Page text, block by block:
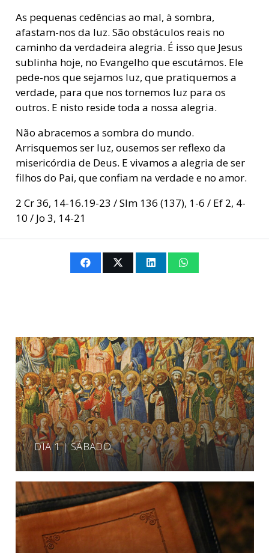
As pequenas cedências ao mal, à sombra,
afastam-nos da luz. São obstáculos reais no
caminho da verdadeira alegria. É isso que Jesus
sublinha hoje, no Evangelho que escutámos. Ele
pede-nos que sejamos luz, que pratiquemos a
verdade, para que nos tornemos luz para os
outros. E nisto reside toda a nossa alegria.
Não abracemos a sombra do mundo.
Arrisquemos ser luz, ousemos ser reflexo da
misericórdia de Deus. E vivamos a alegria de ser
filhos do Pai, que confiam na verdade e no amor.
2 Cr 36, 14-16.19-23 / Slm 136 (137), 1-6 / Ef 2, 4-
10 / Jo 3, 14-21
DIA 1 | SÁBADO